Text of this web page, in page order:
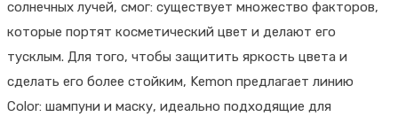
солнечных лучей, смог: существует множество факторов,
которые портят косметический цвет и делают его
тусклым. Для того, чтобы защитить яркость цвета и
сделать его более стойким, Kemon предлагает линию
Color: шампуни и маску, идеально подходящие для